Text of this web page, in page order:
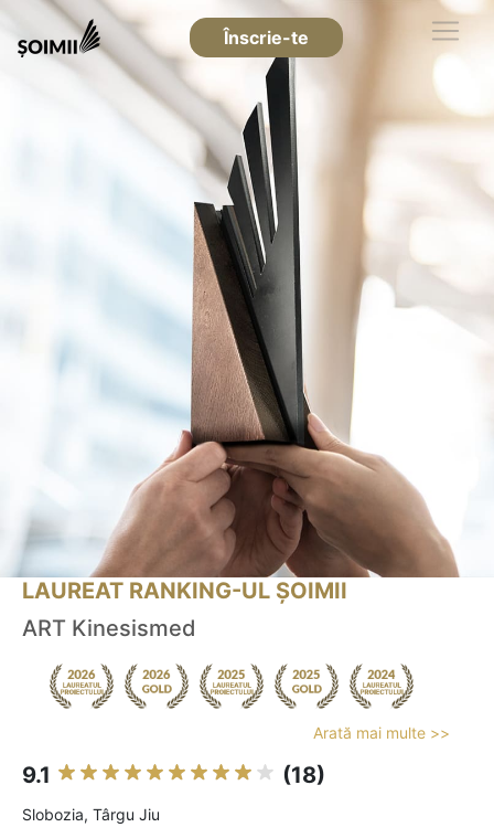
Înscrie-te
LAUREAT RANKING-UL ȘOIMII
ART Kinesismed
Arată mai multe >>
9.1 (18)
Slobozia, Târgu Jiu